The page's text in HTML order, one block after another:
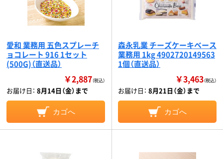
愛和 業務用 五色スプレーチ
ョコレート 916 1セット
(500G)（直送品）
￥2,887（税込）
お届け日： 8月14日（金）まで
カゴへ
森永乳業 チーズケーキベース
業務用 1kg 4902720149563
1個（直送品）
￥3,463（税込）
お届け日： 8月21日（金）まで
カゴへ